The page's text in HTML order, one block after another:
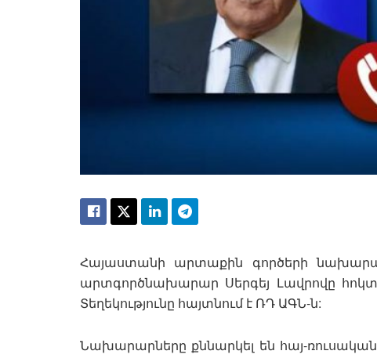
Հայաստանի արտաքին գործերի
արտգործնախարար Սերգեյ Լավրովը
Տեղեկությունը հայտնում է ՌԴ ԱԳՆ-ն:
Նախարարները քննարկել են հայ-